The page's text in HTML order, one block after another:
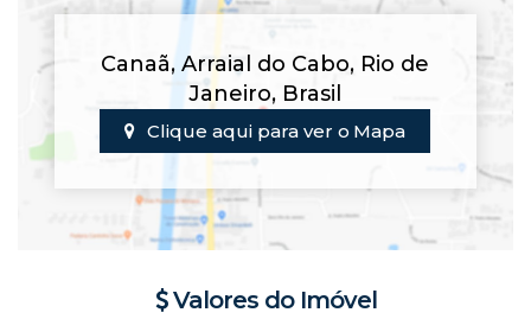
Canaã,Arraial do Cabo, Rio de
Janeiro, Brasil
Clique aqui para ver o Mapa
Valores do Imóvel